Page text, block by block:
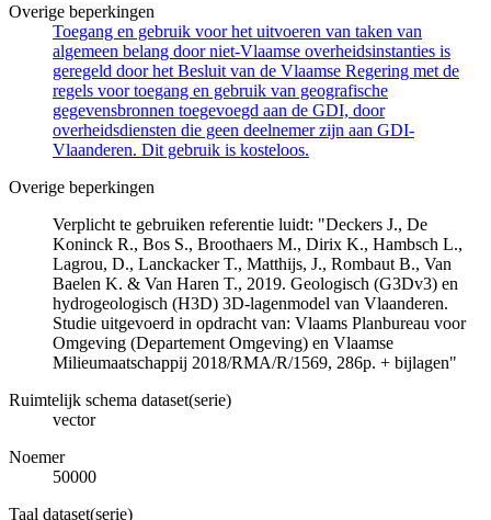
Overige beperkingen
Toegang en gebruik voor het uitvoeren van taken van
algemeen belang door niet-Vlaamse overheidsinstanties is
geregeld door het Besluit van de Vlaamse Regering met de
regels voor toegang en gebruik van geografische
gegevensbronnen toegevoegd aan de GDI, door
overheidsdiensten die geen deelnemer zijn aan GDI-
Vlaanderen. Dit gebruik is kosteloos.
Overige beperkingen
Verplicht te gebruiken referentie luidt: "Deckers J., De
Koninck R., Bos S., Broothaers M., Dirix K., Hambsch L.,
Lagrou, D., Lanckacker T., Matthijs, J., Rombaut B., Van
Baelen K. & Van Haren T., 2019. Geologisch (G3Dv3) en
hydrogeologisch (H3D) 3D-lagenmodel van Vlaanderen.
Studie uitgevoerd in opdracht van: Vlaams Planbureau voor
Omgeving (Departement Omgeving) en Vlaamse
Milieumaatschappij 2018/RMA/R/1569, 286p. + bijlagen"
Ruimtelijk schema dataset(serie)
vector
Noemer
50000
Taal dataset(serie)